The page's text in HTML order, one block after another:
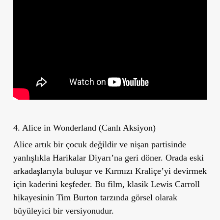
4. Alice in Wonderland (Canlı Aksiyon)
Alice artık bir çocuk değildir ve nişan partisinde
yanlışlıkla Harikalar Diyarı’na geri döner. Orada eski
arkadaşlarıyla buluşur ve Kırmızı Kraliçe’yi devirmek
için kaderini keşfeder. Bu film, klasik Lewis Carroll
hikayesinin Tim Burton tarzında görsel olarak
büyüleyici bir versiyonudur.